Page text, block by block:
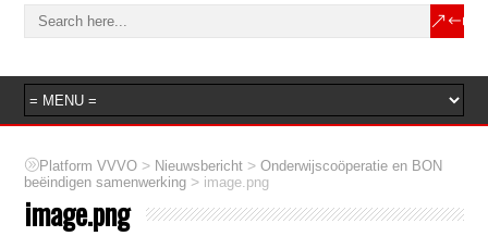
Platform VVVO > Nieuwsbericht >Onderwijscoöperatie en BON
beëindigen samenwerking > image.png
image.png